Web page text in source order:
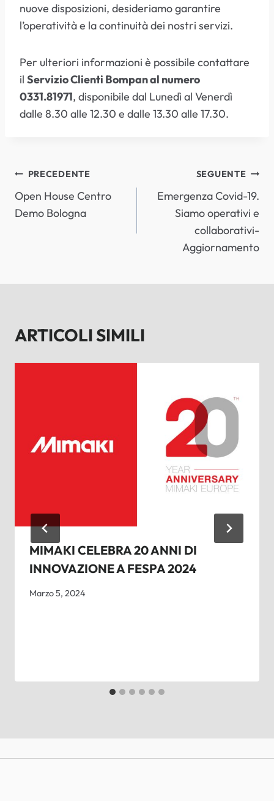
nuove disposizioni, desideriamo garantire
l’operatività e la continuità dei nostri servizi.
Per ulteriori informazioni è possibile contattare
il Servizio Clienti Bompan al numero
0331.81971, disponibile dal Lunedì al Venerdì
dalle 8.30 alle 12.30 e dalle 13.30 alle 17.30.
NAVIGAZIONE
ARTICOLI
PRECEDENTE
Open House Centro
Demo Bologna
SEGUENTE
Emergenza Covid-19.
Siamo operativi e
collaborativi-
Aggiornamento
ARTICOLI SIMILI
MIMAKI CELEBRA 20 ANNI DI
INNOVAZIONE A FESPA 2024
Marzo 5, 2024